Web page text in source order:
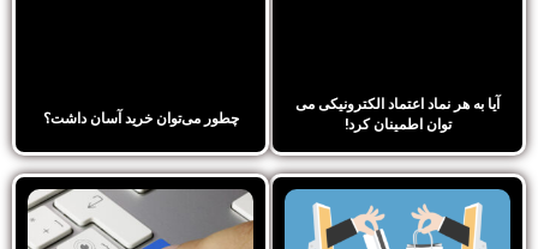
آیا به هر نماد اعتماد الکترونیکی می
توان اطمینان کرد!
چطور می‌توان خرید آسان داشت؟